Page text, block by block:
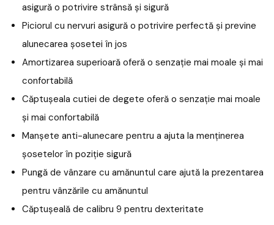
asigură o potrivire strânsă și sigură
Piciorul cu nervuri asigură o potrivire perfectă și previne
alunecarea șosetei în jos
Amortizarea superioară oferă o senzație mai moale și mai
confortabilă
Căptușeala cutiei de degete oferă o senzație mai moale
și mai confortabilă
Manșete anti-alunecare pentru a ajuta la menținerea
șosetelor în poziție sigură
Pungă de vânzare cu amănuntul care ajută la prezentarea
pentru vânzările cu amănuntul
Căptușeală de calibru 9 pentru dexteritate